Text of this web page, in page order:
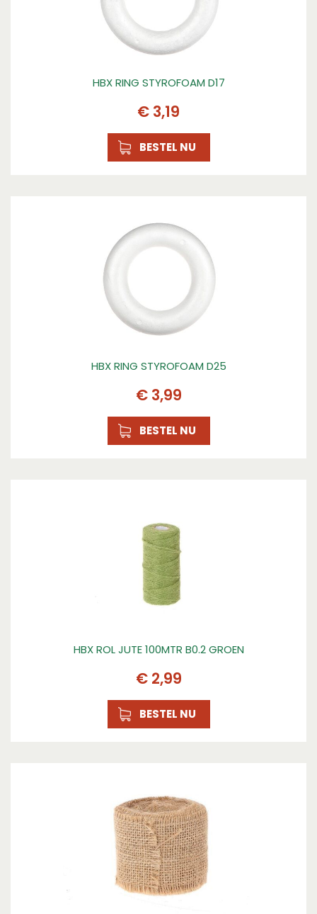
HBX RING STYROFOAM D17
€ 3,19
BESTEL NU
HBX RING STYROFOAM D25
€ 3,99
BESTEL NU
HBX ROL JUTE 100MTR B0.2 GROEN
€ 2,99
BESTEL NU